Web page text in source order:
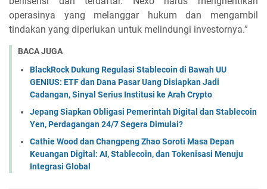
operasinya yang melanggar hukum dan mengambil
tindakan yang diperlukan untuk melindungi investornya.”
BACA JUGA
BlackRock Dukung Regulasi Stablecoin di Bawah UU
GENIUS: ETF dan Dana Pasar Uang Disiapkan Jadi
Cadangan, Sinyal Serius Institusi ke Arah Crypto
Jepang Siapkan Obligasi Pemerintah Digital dan Stablecoin
Yen, Perdagangan 24/7 Segera Dimulai?
Cathie Wood dan Changpeng Zhao Soroti Masa Depan
Keuangan Digital: AI, Stablecoin, dan Tokenisasi Menuju
Integrasi Global